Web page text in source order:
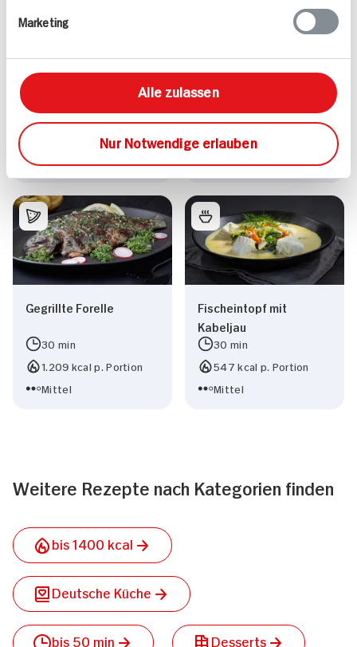
Marketing
Alle zulassen
Nur Notwendige erlauben
Valess Gouda Schnitzel
Caprese
1.127 kcal p. Portion
Vegetarisch
Kasseler in Dunkelbier-
Sauce
80 min
1.043 kcal p. Portion
Leicht
Gegrillte Forelle
30 min
1.209 kcal p. Portion
Mittel
Fischeintopf mit
Kabeljau
30 min
547 kcal p. Portion
Mittel
Weitere Rezepte nach Kategorien finden
bis 1400 kcal
Deutsche Küche
bis 50 min Desserts